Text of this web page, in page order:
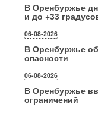
В Оренбуржье
и до +33
06-08-2026
В Оренбуржье
опасности
06-08-2026
В Оренбуржье
ограничений